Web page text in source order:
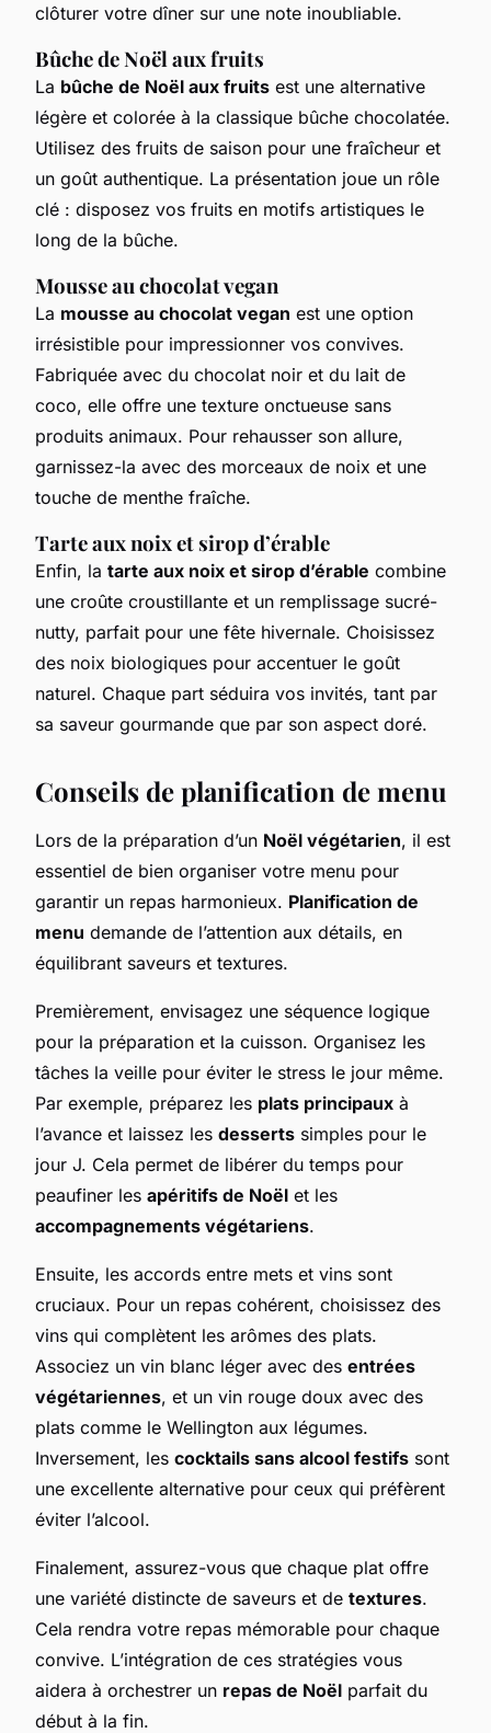
clôturer votre dîner sur une note inoubliable.
Bûche de Noël aux fruits
La bûche de Noël aux fruits est une alternative
légère et colorée à la classique bûche chocolatée.
Utilisez des fruits de saison pour une fraîcheur et
un goût authentique. La présentation joue un rôle
clé : disposez vos fruits en motifs artistiques le
long de la bûche.
Mousse au chocolat vegan
La mousse au chocolat vegan est une option
irrésistible pour impressionner vos convives.
Fabriquée avec du chocolat noir et du lait de
coco, elle offre une texture onctueuse sans
produits animaux. Pour rehausser son allure,
garnissez-la avec des morceaux de noix et une
touche de menthe fraîche.
Tarte aux noix et sirop d’érable
Enfin, la tarte aux noix et sirop d’érable combine
une croûte croustillante et un remplissage sucré-
nutty, parfait pour une fête hivernale. Choisissez
des noix biologiques pour accentuer le goût
naturel. Chaque part séduira vos invités, tant par
sa saveur gourmande que par son aspect doré.
Conseils de planification de menu
Lors de la préparation d’un Noël végétarien, il est
essentiel de bien organiser votre menu pour
garantir un repas harmonieux. Planification de
menu demande de l’attention aux détails, en
équilibrant saveurs et textures.
Premièrement, envisagez une séquence logique
pour la préparation et la cuisson. Organisez les
tâches la veille pour éviter le stress le jour même.
Par exemple, préparez les plats principaux à
l’avance et laissez les desserts simples pour le
jour J. Cela permet de libérer du temps pour
peaufiner les apéritifs de Noël et les
accompagnements végétariens.
Ensuite, les accords entre mets et vins sont
cruciaux. Pour un repas cohérent, choisissez des
vins qui complètent les arômes des plats.
Associez un vin blanc léger avec des entrées
végétariennes, et un vin rouge doux avec des
plats comme le Wellington aux légumes.
Inversement, les cocktails sans alcool festifs sont
une excellente alternative pour ceux qui préfèrent
éviter l’alcool.
Finalement, assurez-vous que chaque plat offre
une variété distincte de saveurs et de textures.
Cela rendra votre repas mémorable pour chaque
convive. L’intégration de ces stratégies vous
aidera à orchestrer un repas de Noël parfait du
début à la fin.